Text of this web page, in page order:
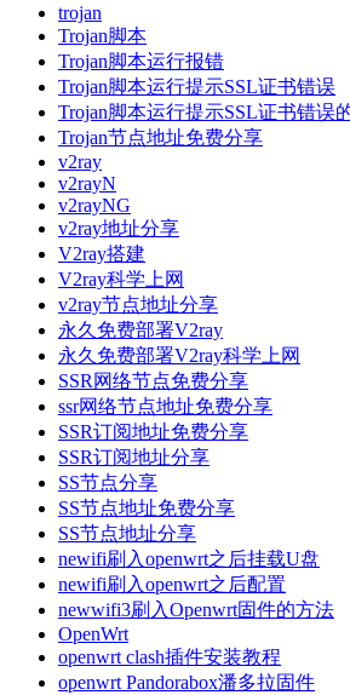
trojan
Trojan脚本
Trojan脚本运行报错
Trojan脚本运行提示SSL证书错误
Trojan脚本运行提示SSL证书错误
Trojan节点地址免费分享
v2ray
v2rayN
v2rayNG
v2ray地址分享
V2ray搭建
V2ray科学上网
v2ray节点地址分享
永久免费部署V2ray
永久免费部署V2ray科学上网
SSR网络节点免费分享
ssr网络节点地址免费分享
SSR订阅地址免费分享
SSR订阅地址分享
SS节点分享
SS节点地址免费分享
SS节点地址分享
newifi刷入openwrt之后挂载U盘
newifi刷入openwrt之后配置
newwifi3刷入Openwrt固件的方法
OpenWrt
openwrt clash插件安装教程
openwrt Pandorabox潘多拉固件